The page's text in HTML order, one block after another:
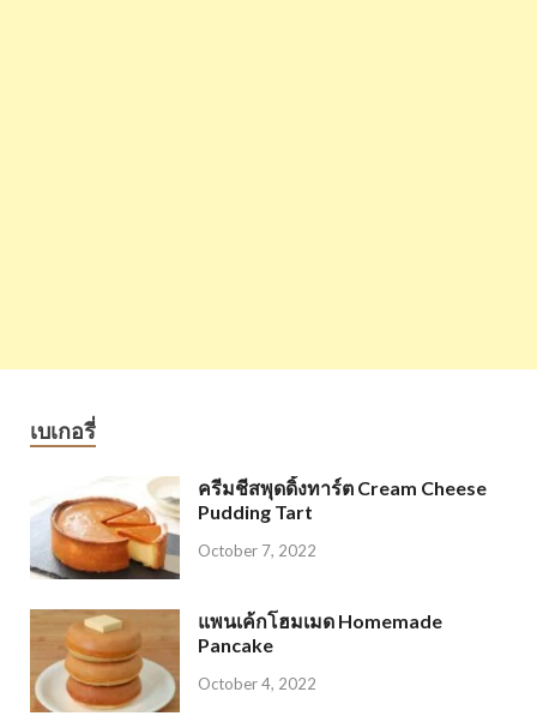
เบเกอรี่
ครีมชีสพุดดิ้งทาร์ต Cream Cheese
Pudding Tart
October 7, 2022
แพนเค้กโฮมเมด Homemade
Pancake
October 4, 2022